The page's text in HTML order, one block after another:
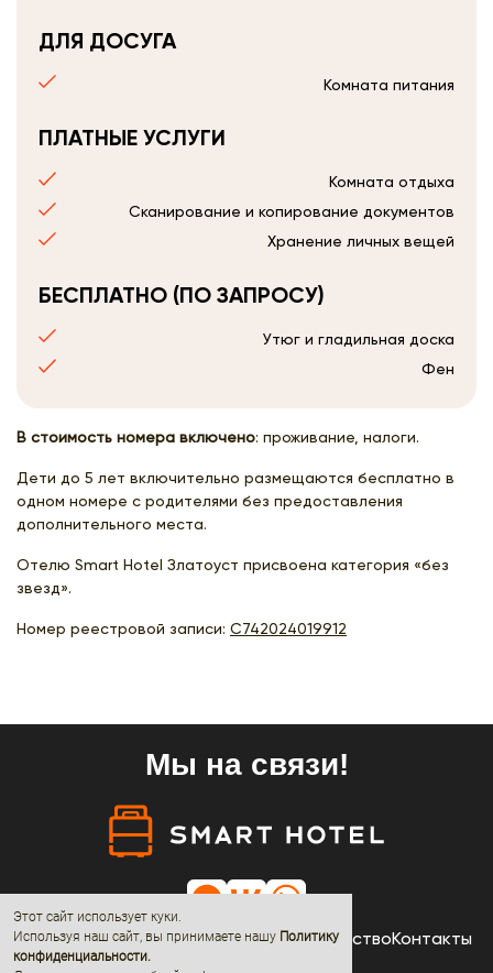
ДЛЯ ДОСУГА
Комната питания
ПЛАТНЫЕ УСЛУГИ
Комната отдыха
Сканирование и копирование документов
Хранение личных вещей
БЕСПЛАТНО (ПО ЗАПРОСУ)
Утюг и гладильная доска
Фен
В стоимость номера включено: проживание, налоги.
Дети до 5 лет включительно размещаются бесплатно в
одном номере с родителями без предоставления
дополнительного места.
Отелю Smart Hotel Златоуст присвоена категория «без
звезд».
Номер реестровой записи: С742024019912
Этот сайт использует куки.
Используя наш сайт, вы принимаете нашу Политику
конфиденциальности.
Мы на связи!
ОтелиАкцииНовостиО насСотрудничествоКонтакты